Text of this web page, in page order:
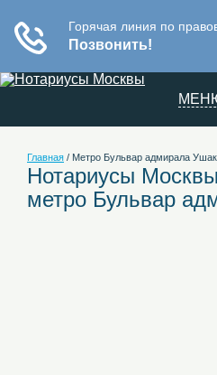
Главная / Метро Бульвар адмирала
Нотариусы
метро Бульвар